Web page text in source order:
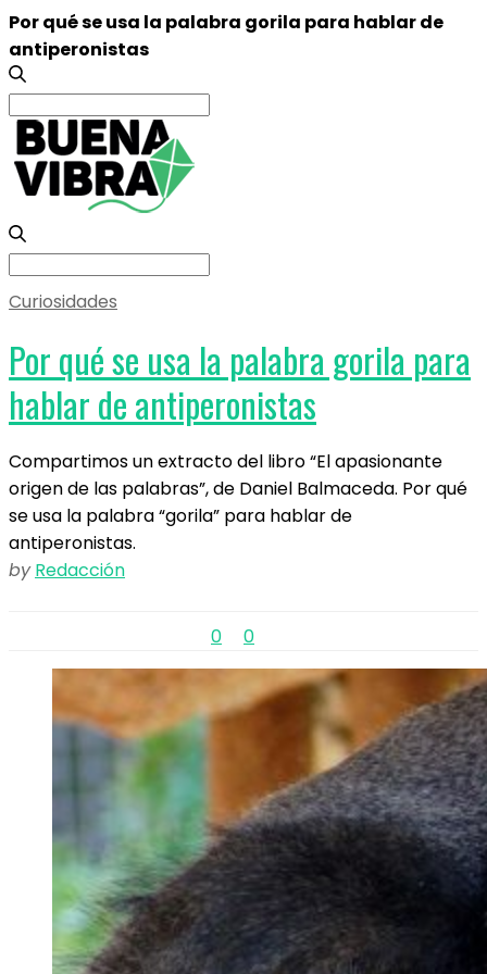
Por qué se usa la palabra gorila para hablar de
antiperonistas
Search
for:
Search
Curiosidades
Por qué se usa la palabra gorila para
hablar de antiperonistas
Compartimos un extracto del libro “El apasionante
origen de las palabras”, de Daniel Balmaceda. Por qué
se usa la palabra “gorila” para hablar de
antiperonistas.
by Redacción
0 0